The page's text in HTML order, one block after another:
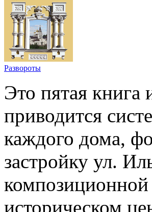
Развороты
Это пятая книга
приводится
каждого дома,
застройку ул.
историческом